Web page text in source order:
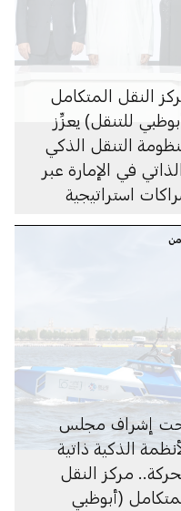
النقل المتكامل
للتنقل) يعزِّز
التنقل الذكي
في الإمارة عبر
استراتيجية
إشراف مجلس
الذكية ذاتية
مركز النقل
(أبوظبي